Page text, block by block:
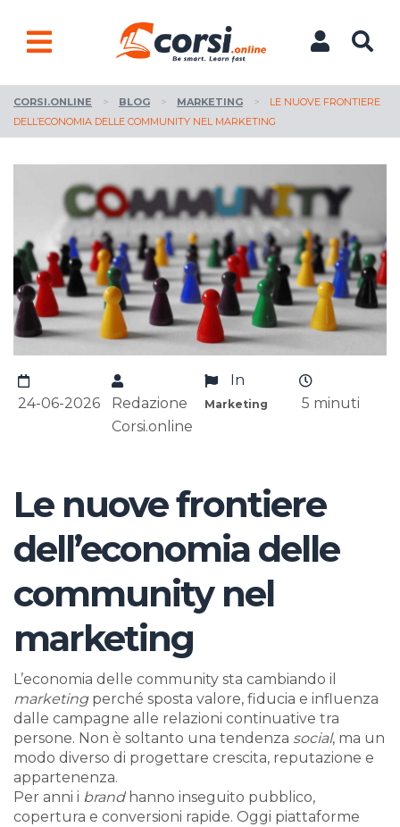
CORSI.ONLINE > BLOG > MARKETING >
LE NUOVE FRONTIERE
DELL’ECONOMIA DELLE COMMUNITY NEL MARKETING
24-06-2026
Redazione
Corsi.online
In
Marketing 5 minuti
Le nuove frontiere
dell’economia delle
community nel
marketing
L’economia delle community sta cambiando il
marketingperché sposta valore, fiducia e influenza
dalle campagne alle relazioni continuative tra
persone. Non è soltanto una tendenza social, ma un
modo diverso di progettare crescita, reputazione e
appartenenza.
Per anni i brandhanno inseguito pubblico,
copertura e conversioni rapide. Oggi piattaforme